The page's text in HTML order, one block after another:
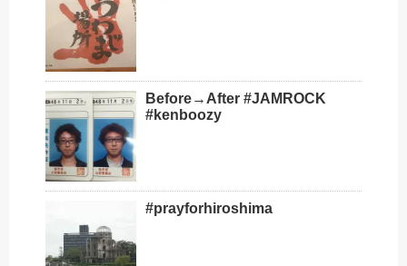
Before→After #JAMROCK
#kenboozy
#prayforhiroshima